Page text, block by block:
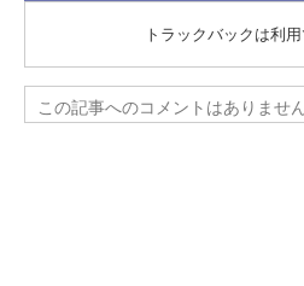
トラックバックは利用
この記事へのコメントはありません